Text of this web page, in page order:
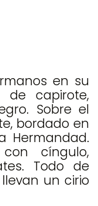
en su
de capirote,
Sobre el
bordado en
Hermandad.
cíngulo,
Todo de
un cirio